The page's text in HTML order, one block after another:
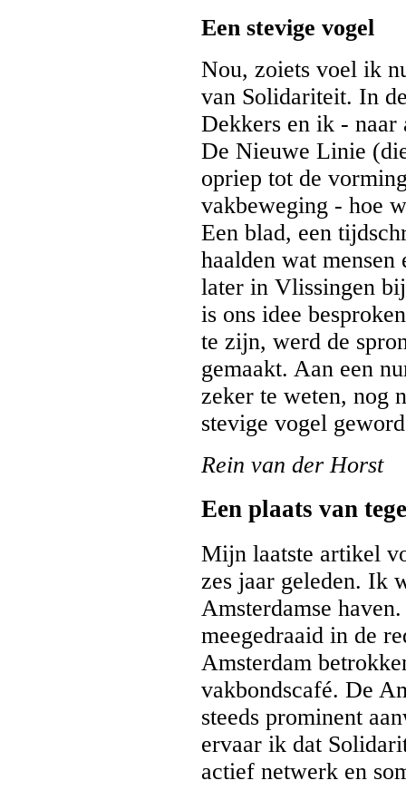
Een stevige vogel
Nou, zoiets voel ik
van Solidariteit. In
Dekkers en ik -
De Nieuwe Linie
opriep tot de
vakbeweging - hoe
Een blad, een
haalden wat
later in Vlissingen
is ons idee
te zijn, werd de
gemaakt. Aan een
zeker te weten, nog
stevige vogel
Rein van der Horst
Een plaats van
Mijn laatste artikel
zes jaar geleden. Ik
Amsterdamse
meegedraaid in de
Amsterdam
vakbondscafé. De
steeds prominent
ervaar ik dat
actief netwerk en